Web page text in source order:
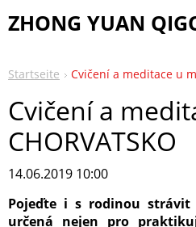
ZHONG YUAN
Startseite Cvičení a meditace u
Cvičení a
CHORVATSKO
14.06.2019 10:00
Pojeďte i s rodinou
určená nejen pro